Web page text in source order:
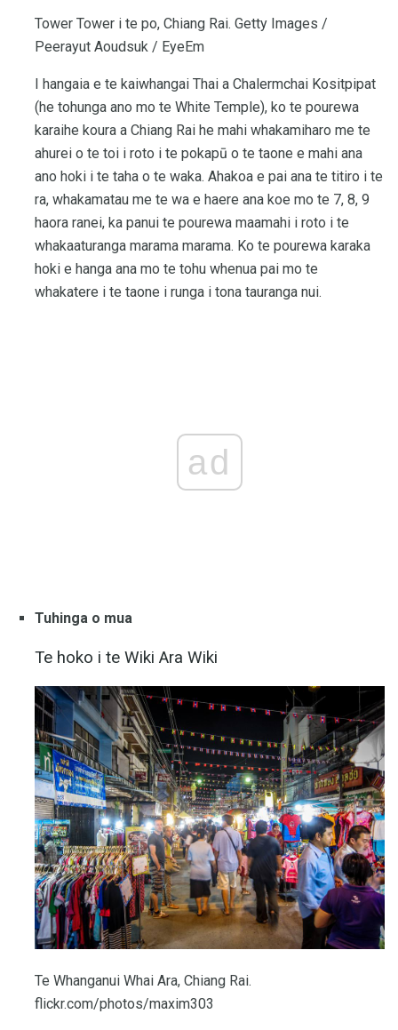
Tower Tower i te po, Chiang Rai. Getty Images /
Peerayut Aoudsuk / EyeEm
I hangaia e te kaiwhangai Thai a Chalermchai Kositpipat
(he tohunga ano mo te White Temple), ko te pourewa
karaihe koura a Chiang Rai he mahi whakamiharo me te
ahurei o te toi i roto i te pokapū o te taone e mahi ana
ano hoki i te taha o te waka. Ahakoa e pai ana te titiro i te
ra, whakamatau me te wa e haere ana koe mo te 7, 8, 9
haora ranei, ka panui te pourewa maamahi i roto i te
whakaaturanga marama marama. Ko te pourewa karaka
hoki e hanga ana mo te tohu whenua pai mo te
whakatere i te taone i runga i tona tauranga nui.
ad
Tuhinga o mua
Te hoko i te Wiki Ara Wiki
Te Whanganui Whai Ara, Chiang Rai.
flickr.com/photos/maxim303